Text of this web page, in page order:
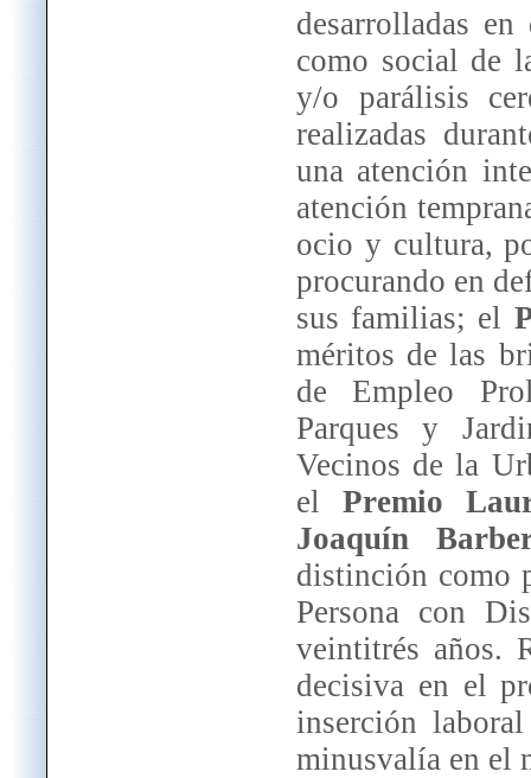
desarrolladas
como social de
y/o parálisis
realizadas
una atención
atención
ocio y cultura,
procurando en
sus familias; el
méritos de las
de Empleo
Parques y
Vecinos de la
el Premio
Joaquín
distinción como
Persona con
veintitrés años.
decisiva en el
inserción
minusvalía en el